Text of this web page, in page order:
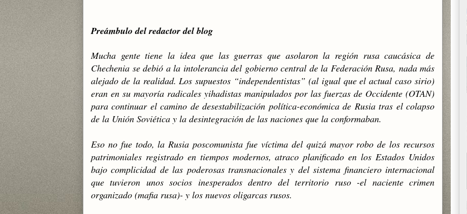
Preámbulo del redactor del blog
Mucha gente tiene la idea que las guerras que asolaron la región rusa caucásica de
Chechenia se debió a la intolerancia del gobierno central de la Federación Rusa, nada más
alejado de la realidad. Los supuestos “independentistas” (al igual que el actual caso sirio)
eran en su mayoría radicales yihadistas manipulados por las fuerzas de Occidente (OTAN)
para continuar el camino de desestabilización política-económica de Rusia tras el colapso
de la Unión Soviética y la desintegración de las naciones que la conformaban.
Eso no fue todo, la Rusia poscomunista fue víctima del quizá mayor robo de los recursos
patrimoniales registrado en tiempos modernos, atraco planificado en los Estados Unidos
bajo complicidad de las poderosas transnacionales y del sistema financiero internacional
que tuvieron unos socios inesperados dentro del territorio ruso -el naciente crimen
organizado (mafia rusa)- y los nuevos oligarcas rusos.